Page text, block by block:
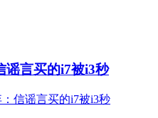
谣言买的i7被i3秒